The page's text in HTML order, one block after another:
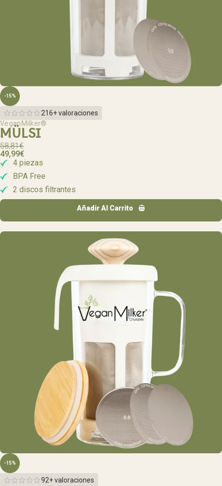
-15%
216+ valoraciones
VeganMilker®
MÜLSI
58,81€
49,99€
4 piezas
BPA Free
2 discos filtrantes
Añadir Al Carrito
-15%
92+ valoraciones